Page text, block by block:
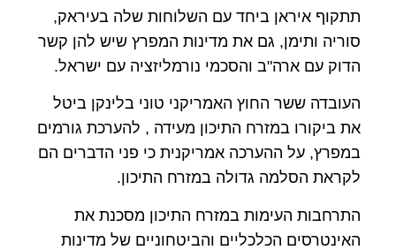
תתקוף איראן ביחד עם השלוחות שלה בעיראק,
סוריה ותימן, גם את מדינות המפרץ שיש להן קשר
הדוק עם ארה"ב והסכמי נורמליזציה עם ישראל.
העובדה ששר החוץ האמריקני טוני בלינקן ביטל
את ביקורו במזרח התיכון מעידה , להערכת גורמים
במפרץ, על ההערכה אמריקנית כי פני הדברים הם
לקראת הסלמה גדולה במזרח התיכון.
התרחבות העימות במזרח התיכון מסכנת את
האינטרסים הכלכליים והביטחוניים של מדינות